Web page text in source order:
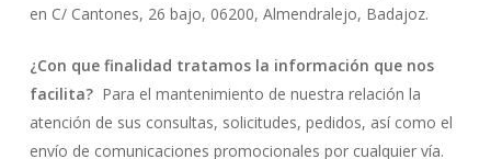
en C/ Cantones, 26 bajo, 06200, Almendralejo, Badajoz.
¿Con que finalidad tratamos la información que nos
facilita?Para el mantenimiento de nuestra relación la
atención de sus consultas, solicitudes, pedidos, así como el
envío de comunicaciones promocionales por cualquier vía.